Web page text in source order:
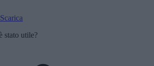
Scarica
stato utile?